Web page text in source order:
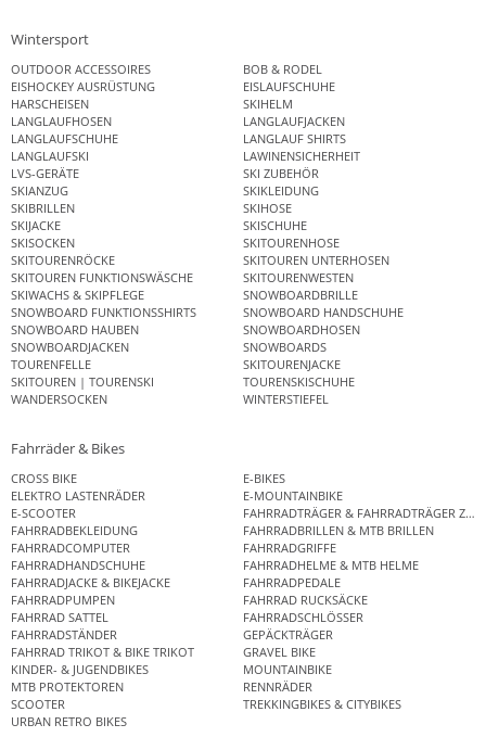
Wintersport
OUTDOOR ACCESSOIRES
BOB & RODEL
EISHOCKEY AUSRÜSTUNG
EISLAUFSCHUHE
HARSCHEISEN
SKIHELM
LANGLAUFHOSEN
LANGLAUFJACKEN
LANGLAUFSCHUHE
LANGLAUF SHIRTS
LANGLAUFSKI
LAWINENSICHERHEIT
LVS-GERÄTE
SKI ZUBEHÖR
SKIANZUG
SKIKLEIDUNG
SKIBRILLEN
SKIHOSE
SKIJACKE
SKISCHUHE
SKISOCKEN
SKITOURENHOSE
SKITOURENRÖCKE
SKITOUREN UNTERHOSEN
SKITOUREN FUNKTIONSWÄSCHE
SKITOURENWESTEN
SKIWACHS & SKIPFLEGE
SNOWBOARDBRILLE
SNOWBOARD FUNKTIONSSHIRTS
SNOWBOARD HANDSCHUHE
SNOWBOARD HAUBEN
SNOWBOARDHOSEN
SNOWBOARDJACKEN
SNOWBOARDS
TOURENFELLE
SKITOURENJACKE
SKITOUREN | TOURENSKI
TOURENSKISCHUHE
WANDERSOCKEN
WINTERSTIEFEL
Fahrräder & Bikes
CROSS BIKE
E-BIKES
ELEKTRO LASTENRÄDER
E-MOUNTAINBIKE
E-SCOOTER
FAHRRADTRÄGER & FAHRRADTRÄGER
FAHRRADBEKLEIDUNG
FAHRRADBRILLEN & MTB BRILLEN
FAHRRADCOMPUTER
FAHRRADGRIFFE
FAHRRADHANDSCHUHE
FAHRRADHELME & MTB HELME
FAHRRADJACKE & BIKEJACKE
FAHRRADPEDALE
FAHRRADPUMPEN
FAHRRAD RUCKSÄCKE
FAHRRAD SATTEL
FAHRRADSCHLÖSSER
FAHRRADSTÄNDER
GEPÄCKTRÄGER
FAHRRAD TRIKOT & BIKE TRIKOT
GRAVEL BIKE
KINDER- & JUGENDBIKES
MOUNTAINBIKE
MTB PROTEKTOREN
RENNRÄDER
SCOOTER
TREKKINGBIKES & CITYBIKES
URBAN RETRO BIKES